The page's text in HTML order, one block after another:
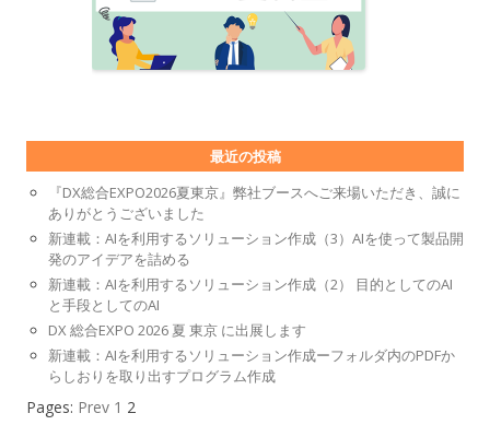
最近の投稿
『DX総合EXPO2026夏東京』弊社ブースへご来場いただき、誠に
ありがとうございました
新連載：AIを利用するソリューション作成（3）AIを使って製品開
発のアイデアを詰める
新連載：AIを利用するソリューション作成（2） 目的としてのAI
と手段としてのAI
DX 総合EXPO 2026 夏 東京 に出展します
新連載：AIを利用するソリューション作成ーフォルダ内のPDFか
らしおりを取り出すプログラム作成
Pages: Prev 1 2